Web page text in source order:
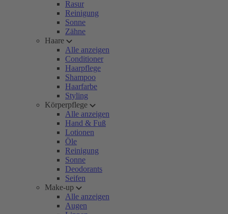
Rasur
Reinigung
Sonne
Zähne
Haare
Alle anzeigen
Conditioner
Haarpflege
Shampoo
Haarfarbe
Styling
Körperpflege
Alle anzeigen
Hand & Fuß
Lotionen
Öle
Reinigung
Sonne
Deodorants
Seifen
Make-up
Alle anzeigen
Augen